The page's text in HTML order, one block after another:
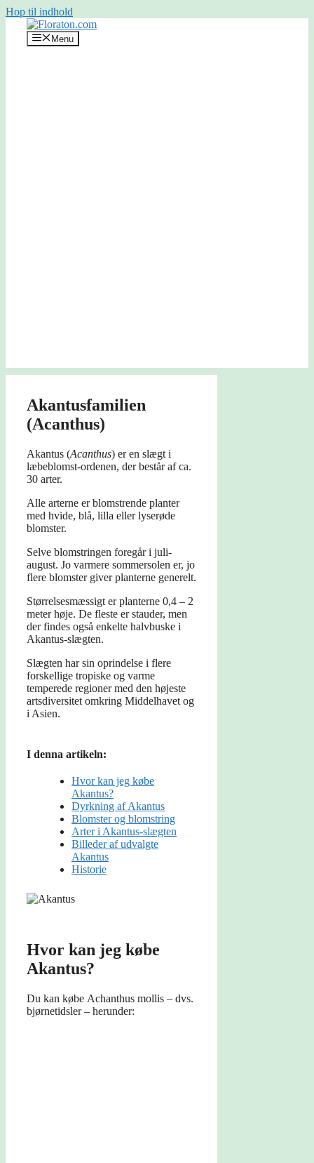
Hop til indhold
Menu
Akantusfamilien
(Acanthus)
Akantus (Acanthus) er en slægt i
læbeblomst-ordenen, der består af ca.
30 arter.
Alle arterne er blomstrende planter
med hvide, blå, lilla eller lyserøde
blomster.
Selve blomstringen foregår i juli-
august. Jo varmere sommersolen er, jo
flere blomster giver planterne generelt.
Størrelsesmæssigt er planterne 0,4 – 2
meter høje. De fleste er stauder, men
der findes også enkelte halvbuske i
Akantus-slægten.
Slægten har sin oprindelse i flere
forskellige tropiske og varme
temperede regioner med den højeste
artsdiversitet omkring Middelhavet og
i Asien.
I denna artikeln:
Hvor kan jeg købe
Akantus?
Dyrkning af Akantus
Blomster og blomstring
Arter i Akantus-slægten
Billeder af udvalgte
Akantus
Historie
Hvor kan jeg købe
Akantus?
Du kan købe Achanthus mollis – dvs.
bjørnetidsler – herunder: